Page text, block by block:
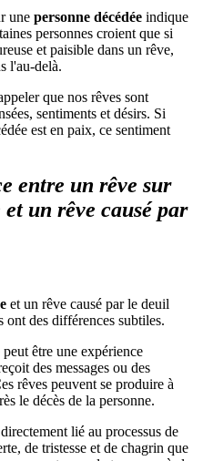
une personne décédée indique
personnes croient que si
et paisible dans un rêve,
l'au-delà.
que nos rêves sont
sentiments et désirs. Si
est en paix, ce sentiment
entre un rêve sur
et un rêve causé par
et un rêve causé par le deuil
des différences subtiles.
être une expérience
des messages ou des
rêves peuvent se produire à
le décès de la personne.
lié au processus de
de tristesse et de chagrin que